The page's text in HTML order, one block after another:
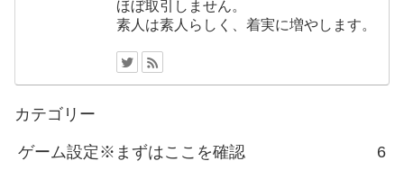
ほぼ取引しません。
素人は素人らしく、着実に増やします。
カテゴリー
ゲーム設定※まずはここを確認 6